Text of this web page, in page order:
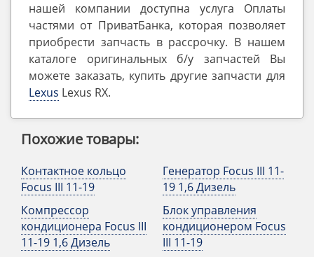
нашей компании доступна услуга Оплаты
частями от ПриватБанка, которая позволяет
приобрести запчасть в рассрочку. В нашем
каталоге оригинальных б/у запчастей Вы
можете заказать, купить другие запчасти для
Lexus Lexus RX.
Похожие товары:
Контактное кольцо
Focus III 11-19
Компрессор
кондиционера Focus III
11-19 1,6 Дизель
Генератор Focus III 11-
19 1,6 Дизель
Блок управления
кондиционером Focus
III 11-19